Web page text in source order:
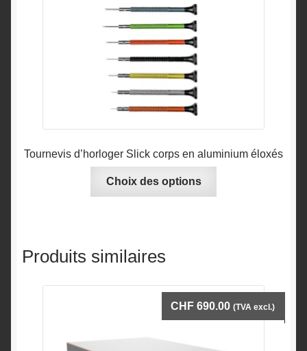
Tournevis d’horloger Slick corps en aluminium éloxés
Choix des options
peuvent
être
Produits similaires
CHF 690.00 (TVA excl.)